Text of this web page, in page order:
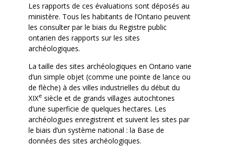
Les rapports de ces évaluations sont déposés au
ministère. Tous les habitants de l’Ontario peuvent
les consulter par le biais du Registre public
ontarien des rapports sur les sites
archéologiques.
La taille des sites archéologiques en Ontario varie
d’un simple objet (comme une pointe de lance ou
de flèche) à des villes industrielles du début du
XIXe siècle et de grands villages autochtones
d’une superficie de quelques hectares. Les
archéologues enregistrent et suivent les sites par
le biais d’un système national : la Base de
données des sites archéologiques.